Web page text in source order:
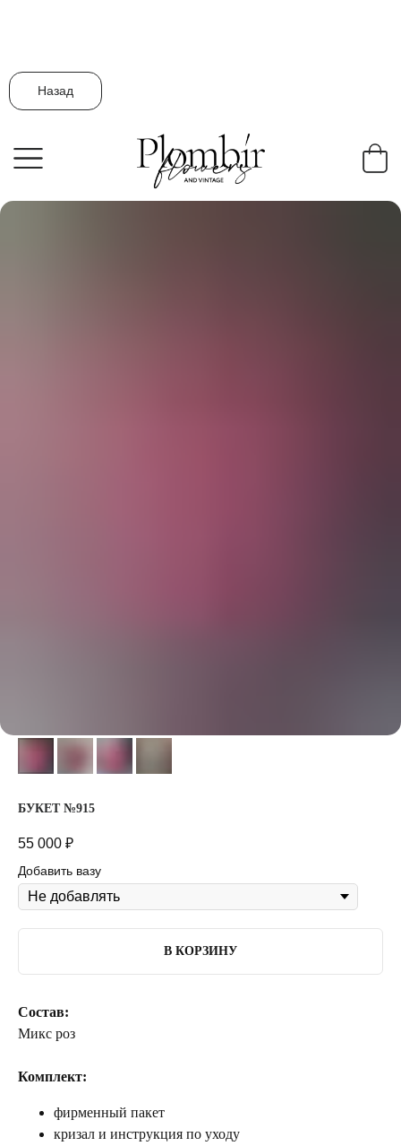
Назад
БУКЕТ №915
55 000 ₽
Добавить вазу
В КОРЗИНУ
Состав:
Микс роз
Комплект:
фирменный пакет
кризал и инструкция по уходу